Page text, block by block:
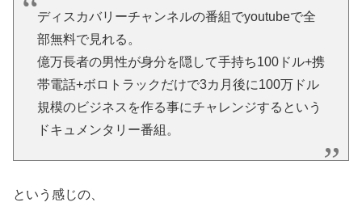
ディスカバリーチャンネルの番組でyoutubeで全
部無料で見れる。
億万長者の男性が身分を隠して手持ち100ドル+携
帯電話+ボロトラックだけで3カ月後に100万ドル
規模のビジネスを作る事にチャレンジするという
ドキュメンタリー番組。
という感じの、